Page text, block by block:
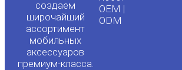
создаем
широчайший
ассортимент
мобильных
аксессуаров
премиум-класса.
OEM |
ODM